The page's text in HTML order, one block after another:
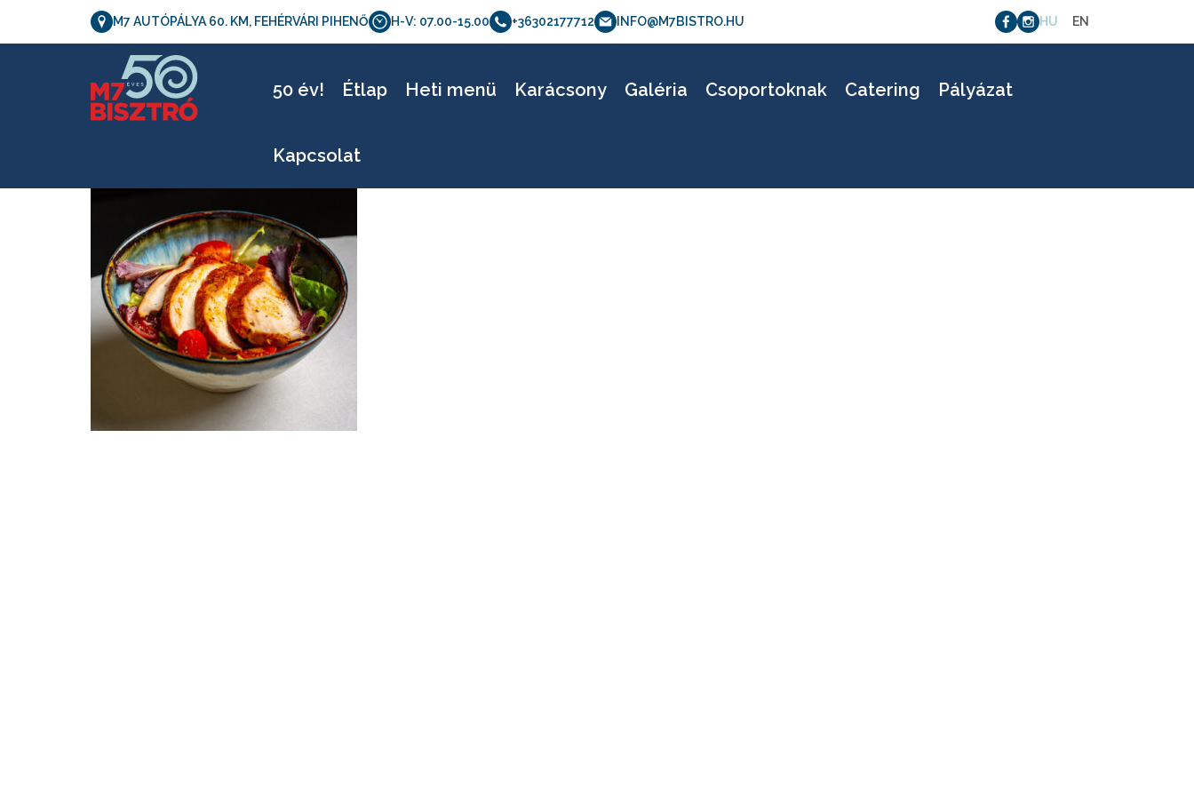
M7 AUTÓPÁLYA 60. KM, FEHÉRVÁRI PIHENŐ H-V: 07.00-15.00 +36302177712 INFO@M7BISTRO.HU HU EN
50 év! Étlap Heti menü Karácsony Galéria Csoportoknak Catering Pályázat
Kapcsolat
M7bisztro_etelfoto_10